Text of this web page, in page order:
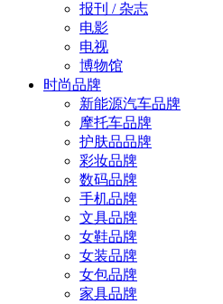
报刊 / 杂志
电影
电视
博物馆
时尚品牌
新能源汽车品牌
摩托车品牌
护肤品品牌
彩妆品牌
数码品牌
手机品牌
文具品牌
女鞋品牌
女装品牌
女包品牌
家具品牌